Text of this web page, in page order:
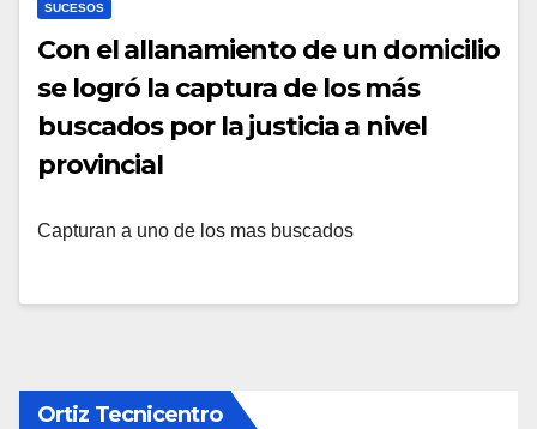
SUCESOS
Con el allanamiento de un domicilio
se logró la captura de los más
buscados por la justicia a nivel
provincial
Capturan a uno de los mas buscados
Ortiz Tecnicentro